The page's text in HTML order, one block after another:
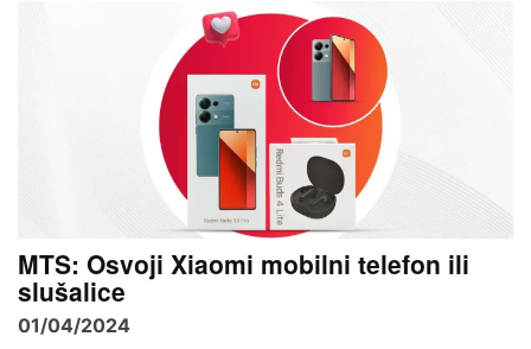
MTS: Osvoji Xiaomi mobilni telefon ili
slušalice
01/04/2024